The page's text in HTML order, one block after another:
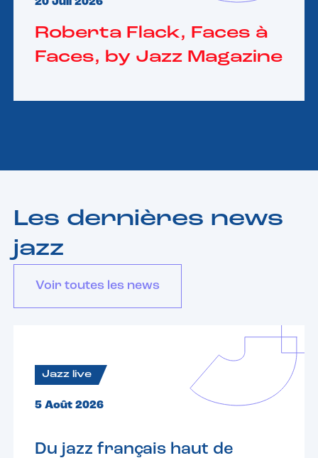
Roberta Flack, Faces à
Faces, by Jazz Magazine
Les dernières news
jazz
Voir toutes les news
Jazz live
5 Août 2026
Du jazz français haut de